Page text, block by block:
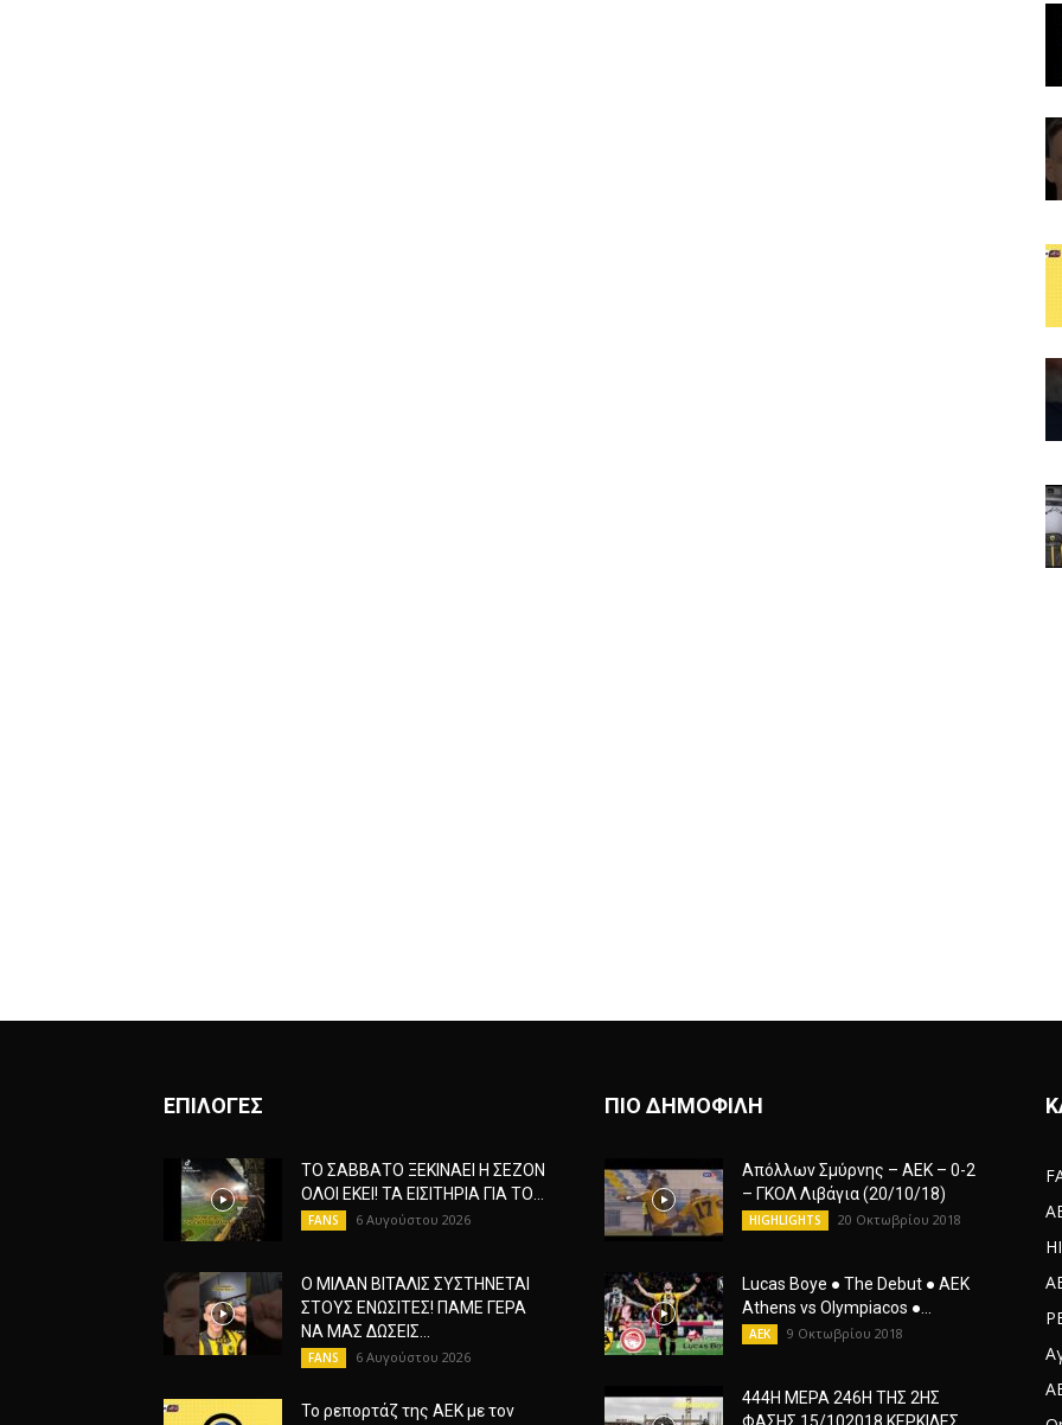
ΕΠΙΛΟΓΕΣ
ΤΟ ΣΑΒΒΑΤΟ ΞΕΚΙΝΑΕΙ Η ΣΕΖΟΝ
ΟΛΟΙ ΕΚΕΙ! ΤΑ ΕΙΣΙΤΗΡΙΑ ΓΙΑ ΤΟ...
FANS 6 Αυγούστου 2026
Ο ΜΙΛΑΝ ΒΙΤΑΛΙΣ ΣΥΣΤΗΝΕΤΑΙ
ΣΤΟΥΣ ΕΝΩΣΙΤΕΣ! ΠΑΜΕ ΓΕΡΑ
ΝΑ ΜΑΣ ΔΩΣΕΙΣ...
FANS 6 Αυγούστου 2026
Το ρεπορτάζ της ΑΕΚ με τον
ΠΙΟ ΔΗΜΟΦΙΛΗ
Απόλλων Σμύρνης – ΑΕΚ – 0-2
– ΓΚΟΛ Λιβάγια (20/10/18)
HIGHLIGHTS 20 Οκτωβρίου 2018
Lucas Boye ● The Debut ● AEK
Athens vs Olympiacos ●...
AEK 9 Οκτωβρίου 2018
444Η ΜΕΡΑ 246Η ΤΗΣ 2ΗΣ